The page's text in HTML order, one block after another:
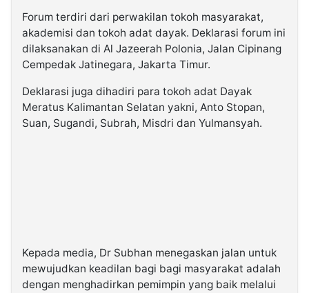
Forum terdiri dari perwakilan tokoh masyarakat,
akademisi dan tokoh adat dayak. Deklarasi forum ini
dilaksanakan di Al Jazeerah Polonia, Jalan Cipinang
Cempedak Jatinegara, Jakarta Timur.
Deklarasi juga dihadiri para tokoh adat Dayak
Meratus Kalimantan Selatan yakni, Anto Stopan,
Suan, Sugandi, Subrah, Misdri dan Yulmansyah.
Kepada media, Dr Subhan menegaskan jalan untuk
mewujudkan keadilan bagi bagi masyarakat adalah
dengan menghadirkan pemimpin yang baik melalui